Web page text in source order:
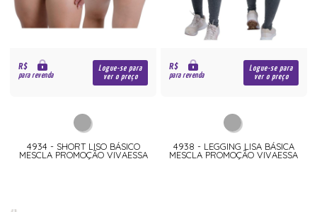
R$
para revenda
Logue-se para
ver o preço
4934 - SHORT LISO BÁSICO
MESCLA PROMOÇÃO VIVAESSA
R$
para revenda
Logue-se para
ver o preço
4938 - LEGGING LISA BÁSICA
MESCLA PROMOÇÃO VIVAESSA